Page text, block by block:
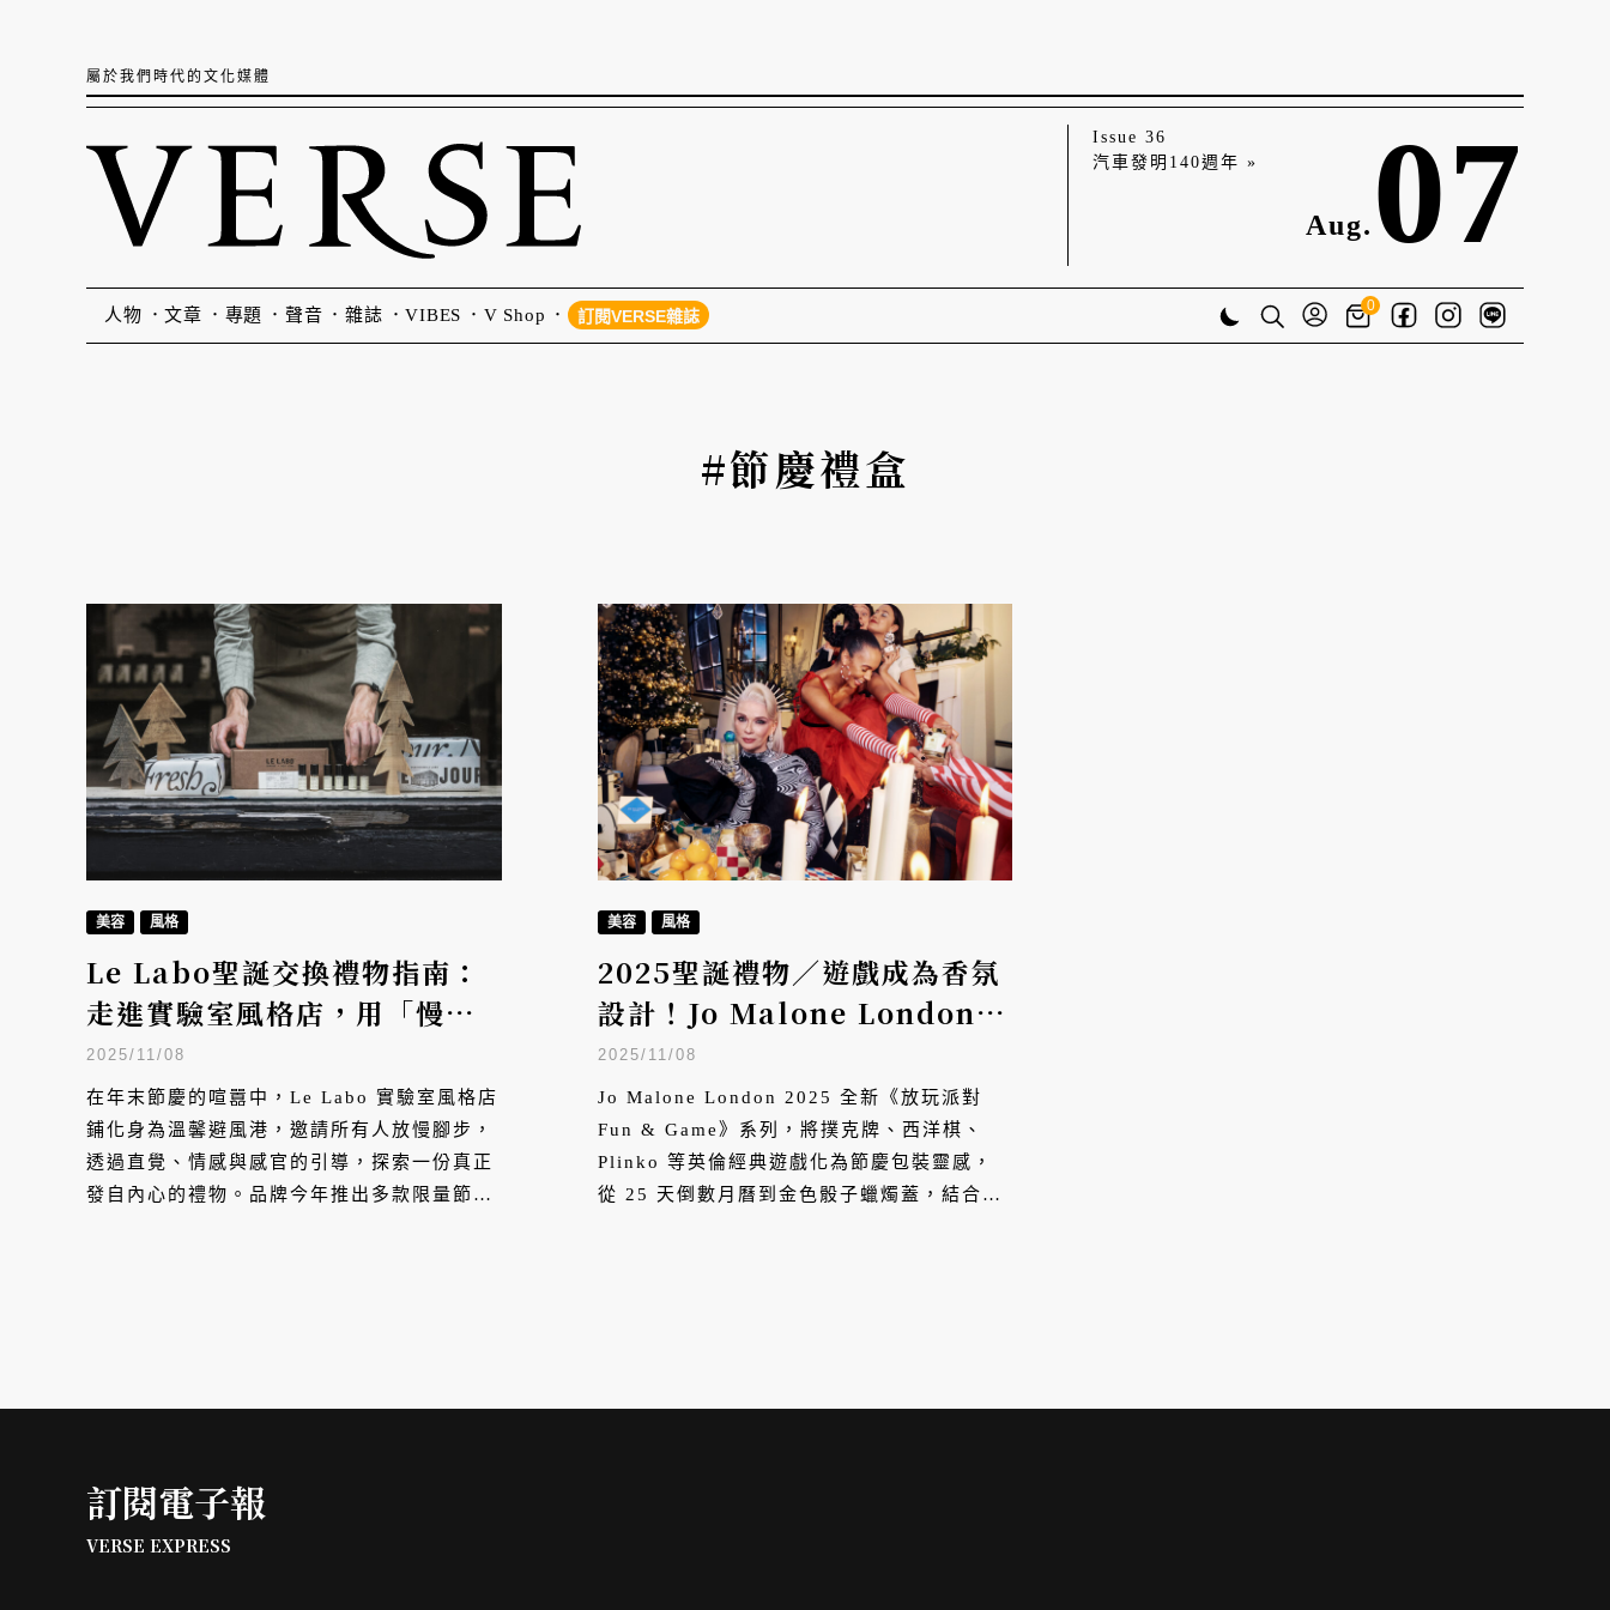
屬於我們時代的文化媒體
Issue 36
汽車發明140週年 »
Aug. 07
人物 文章 專題 聲音 雜誌 VIBES V Shop 訂閱VERSE雜誌
0
#節慶禮盒
美容 風格
Le Labo聖誕交換禮物指南：
走進實驗室風格店，用「慢香
水」說出心意，6款經典香氛一
次收藏
2025/11/08
在年末節慶的喧囂中，Le Labo 實驗室風格店
鋪化身為溫馨避風港，邀請所有人放慢腳步，
透過直覺、情感與感官的引導，探索一份真正
發自內心的禮物。品牌今年推出多款限量節慶
美容 風格
2025聖誕禮物／遊戲成為香氛
設計！Jo Malone London
25天倒數月曆、金色骰子蠟燭
「放玩派對」氛圍滿滿
2025/11/08
Jo Malone London 2025 全新《放玩派對
Fun & Game》系列，將撲克牌、西洋棋、
Plinko 等英倫經典遊戲化為節慶包裝靈感，
從 25 天倒數月曆到金色骰子蠟燭蓋，結合薑
訂閱電子報
VERSE EXPRESS